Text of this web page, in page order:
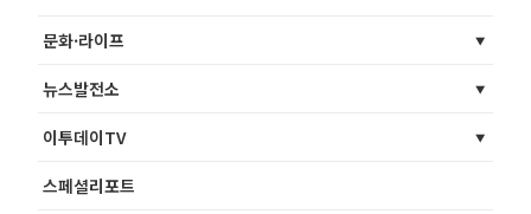
문화·라이프
뉴스발전소
이투데이TV
스페셜리포트